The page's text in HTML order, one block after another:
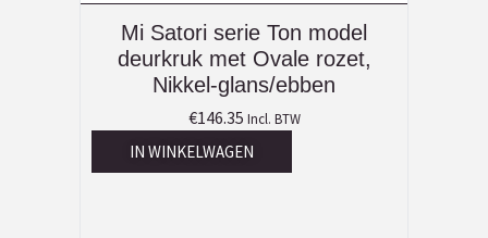
Mi Satori serie Ton model
deurkruk met Ovale rozet,
Nikkel-glans/ebben
€146.35 Incl. BTW
IN WINKELWAGEN